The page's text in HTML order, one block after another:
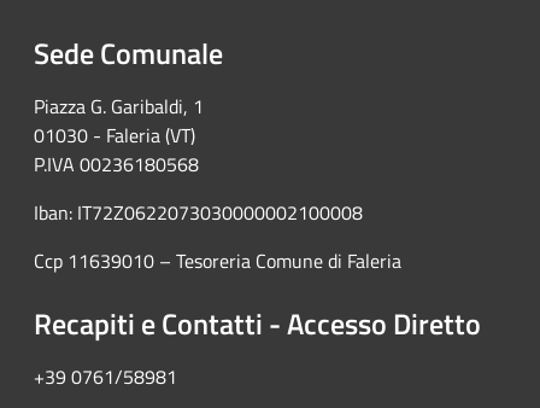
Sede Comunale
Piazza G. Garibaldi, 1
01030 - Faleria (VT)
P.IVA 00236180568
Iban: IT72Z0622073030000002100008
Ccp 11639010 – Tesoreria Comune di Faleria
Recapiti e Contatti - Accesso Diretto
+39 0761/58981